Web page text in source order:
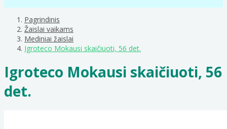
Pagrindinis
Žaislai vaikams
Mediniai žaislai
Igroteco Mokausi skaičiuoti, 56 det.
Igroteco Mokausi skaičiuoti, 56
det.